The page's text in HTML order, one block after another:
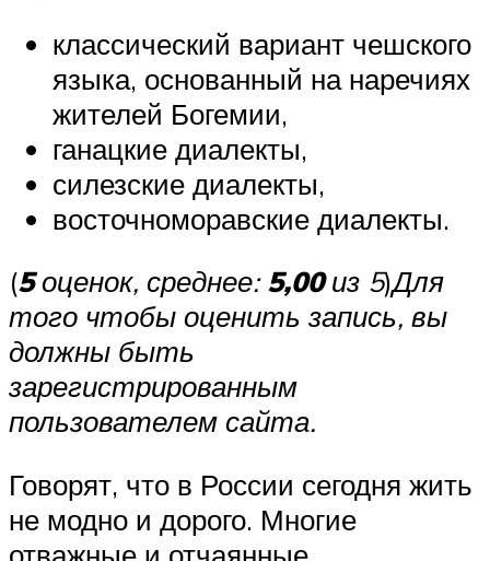
классический вариант чешского
языка, основанный на наречиях
жителей Богемии,
ганацкие диалекты,
силезские диалекты,
восточноморавские диалекты.
(5оценок, среднее:5,00из 5)Для
того чтобы оценить запись, вы
должны быть
зарегистрированным
пользователем сайта.
Говорят, что в России сегодня жить
не модно и дорого. Многие